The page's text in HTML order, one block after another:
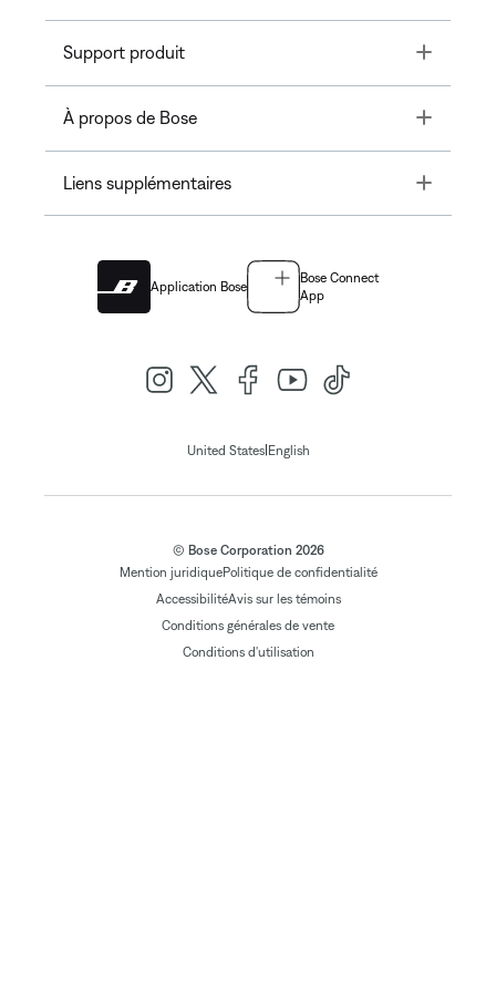
Support produit Toggle
À propos de Bose Toggle
Liens supplémentaires Toggle
Application Bose
Bose Connect
App
United States| English
© Bose Corporation 2026
Mention juridiquePolitique de confidentialité
AccessibilitéAvis sur les témoins
Conditions générales de vente
Conditions d'utilisation